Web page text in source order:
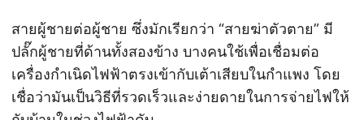
สายผู้ชายต่อผู้ชาย ซึ่งมักเรียกว่า “สายฆ่าตัวตาย” มี
ปลั๊กผู้ชายที่ด้านทั้งสองข้าง บางคนใช้เพื่อเชื่อมต่อ
เครื่องกำเนิดไฟฟ้าตรงเข้ากับเต้าเสียบในกำแพง โดย
เชื่อว่ามันเป็นวิธีที่รวดเร็วและง่ายดายในการจ่ายไฟให้